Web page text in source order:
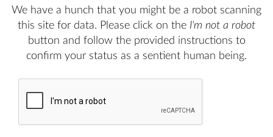
We have a hunch that you might be a robot scanning
this site for data. Please click on the I'm not a robot
button and follow the provided instructions to
confirm your status as a sentient human being.